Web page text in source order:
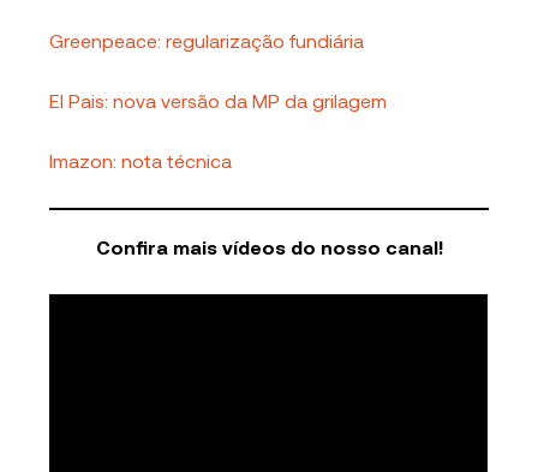
Greenpeace: regularização fundiária
El Pais: nova versão da MP da grilagem
Imazon: nota técnica
Confira mais vídeos do nosso canal!